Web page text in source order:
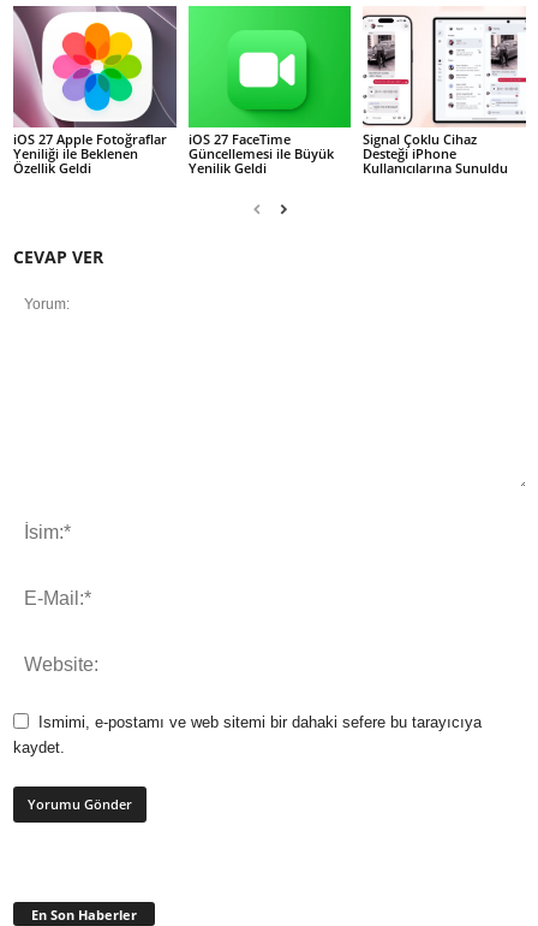
iOS 27 Apple Fotoğraflar
Yeniliği ile Beklenen
Özellik Geldi
iOS 27 FaceTime
Güncellemesi ile Büyük
Yenilik Geldi
Signal Çoklu Cihaz
Desteği iPhone
Kullanıcılarına Sunuldu
CEVAP VER
Ismimi, e-postamı ve web sitemi bir dahaki sefere bu tarayıcıya
kaydet.
En Son Haberler